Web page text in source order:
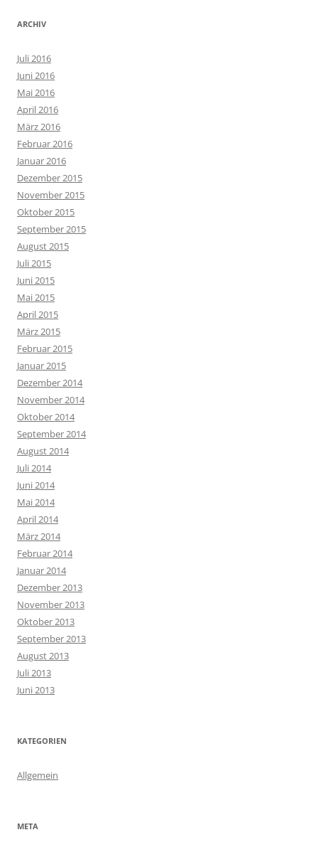
ARCHIV
Juli 2016
Juni 2016
Mai 2016
April 2016
März 2016
Februar 2016
Januar 2016
Dezember 2015
November 2015
Oktober 2015
September 2015
August 2015
Juli 2015
Juni 2015
Mai 2015
April 2015
März 2015
Februar 2015
Januar 2015
Dezember 2014
November 2014
Oktober 2014
September 2014
August 2014
Juli 2014
Juni 2014
Mai 2014
April 2014
März 2014
Februar 2014
Januar 2014
Dezember 2013
November 2013
Oktober 2013
September 2013
August 2013
Juli 2013
Juni 2013
KATEGORIEN
Allgemein
META